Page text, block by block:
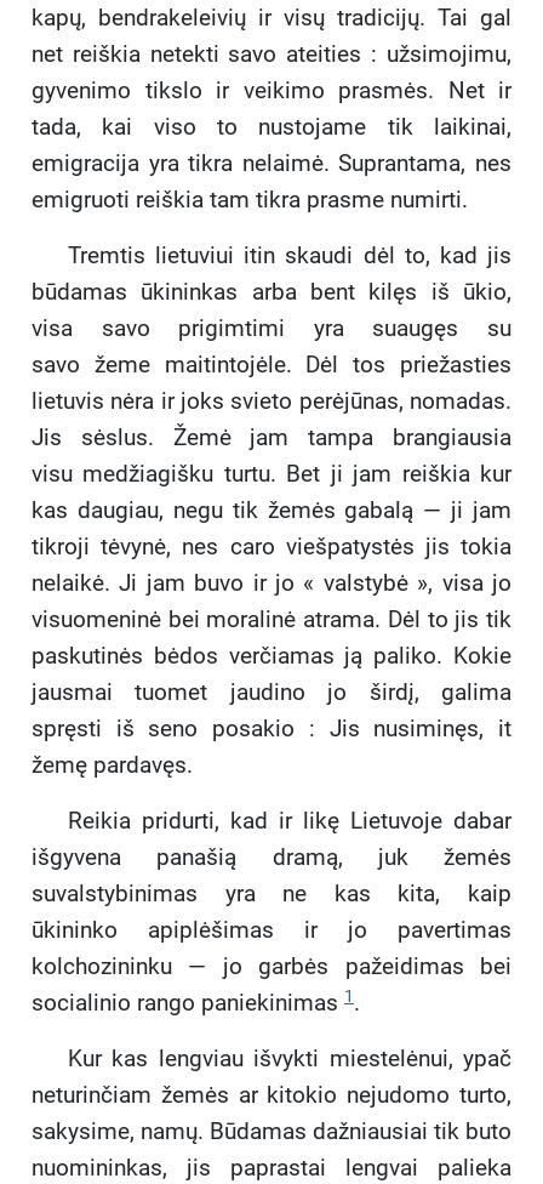
kapų, bendrakeleivių ir visų tradicijų. Tai gal
net reiškia netekti savo ateities : užsimojimu,
gyvenimo tikslo ir veikimo prasmės. Net ir
tada, kai viso to nustojame tik laikinai,
emigracija yra tikra nelaimė. Suprantama, nes
emigruoti reiškia tam tikra prasme numirti.
Tremtis lietuviui itin skaudi dėl to, kad jis
būdamas ūkininkas arba bent kilęs iš ūkio,
visa savo prigimtimi yra suaugęs su
savo žeme maitintojėle. Dėl tos priežasties
lietuvis nėra ir joks svieto perėjūnas, nomadas.
Jis sėslus. Žemė jam tampa brangiausia
visu medžiagišku turtu. Bet ji jam reiškia kur
kas daugiau, negu tik žemės gabalą — ji jam
tikroji tėvynė, nes caro viešpatystės jis tokia
nelaikė. Ji jam buvo ir jo « valstybė », visa jo
visuomeninė bei moralinė atrama. Dėl to jis tik
paskutinės bėdos verčiamas ją paliko. Kokie
jausmai tuomet jaudino jo širdį, galima
spręsti iš seno posakio : Jis nusiminęs, it
žemę pardavęs.
Reikia pridurti, kad ir likę Lietuvoje dabar
išgyvena panašią dramą, juk žemės
suvalstybinimas yra ne kas kita, kaip
ūkininko apiplėšimas ir jo pavertimas
kolchozininku — jo garbės pažeidimas bei
socialinio rango paniekinimas 1 .
Kur kas lengviau išvykti miestelėnui, ypač
neturinčiam žemės ar kitokio nejudomo turto,
sakysime, namų. Būdamas dažniausiai tik buto
nuomininkas, jis paprastai lengvai palieka